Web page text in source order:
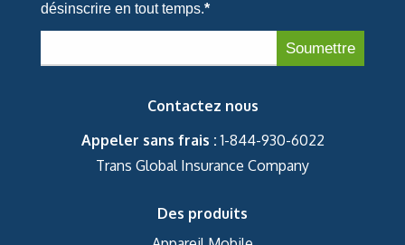
désinscrire en tout temps.*
Contactez nous
Appeler sans frais :1-844-930-6022
Trans Global Insurance Company
Des produits